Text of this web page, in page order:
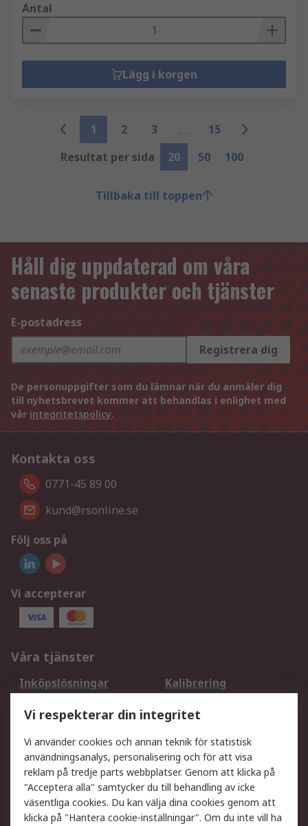
Antal
Lägg i korgen
1 2 3
15
Resultat per sida
20 50 100
Tillbaka till toppen
Håll dig uppdaterad om våra
senaste produkter och tjänster
E-postadress
Registrera dig
De personuppgifter som du lämnar när du anmäler dig
till nyhetsbrevet kommer att behandlas i enlighet med
vår integritetspolicy.
Kontakta oss
0771-45 89 00
kund@rsonline.se
Följ oss på
Vi accepterar
Våra tjänster
Inköpslösningar
Kalibrering
DesignSpark
Teknisk Support
Ditt lokala säljteam
Exportlösningar
Support
Få hjälp
Retur av varor
Leverans
Spåra din order
Vi respekterar din integritet
Vi använder cookies och annan teknik för statistisk
användningsanalys, personalisering och för att visa
reklam på tredje parts webbplatser. Genom att klicka på
"Acceptera alla" samtycker du till behandling av icke
väsentliga cookies. Du kan välja dina cookies genom att
klicka på "Hantera cookie-inställningar". Om du inte vill ha